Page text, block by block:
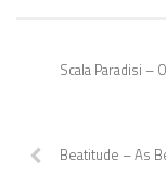
Scala Paradisi –
Beatitude – As